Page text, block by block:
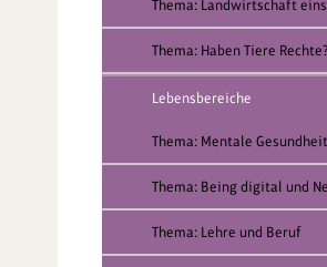
Thema: Landwirtschaft
Thema: Haben Tiere Rechte?
Lebensbereiche
Thema: Mentale Gesundheit
Thema: Being digital und
Thema: Lehre und Beruf